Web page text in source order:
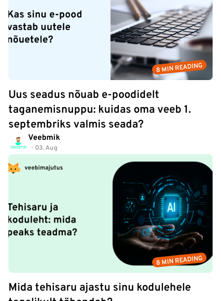
8 MIN READING
Uus seadus nõuab e-poodidelt
taganemisnuppu: kuidas oma veeb 1.
septembriks valmis seada?
Veebmik
03. Aug
8 MIN READING
Mida tehisaru ajastu sinu kodulehele